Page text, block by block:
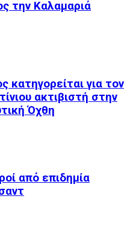
την Καλαμαριά
κατηγορείται για τον
ακτιβιστή στην
Όχθη
από επιδημία